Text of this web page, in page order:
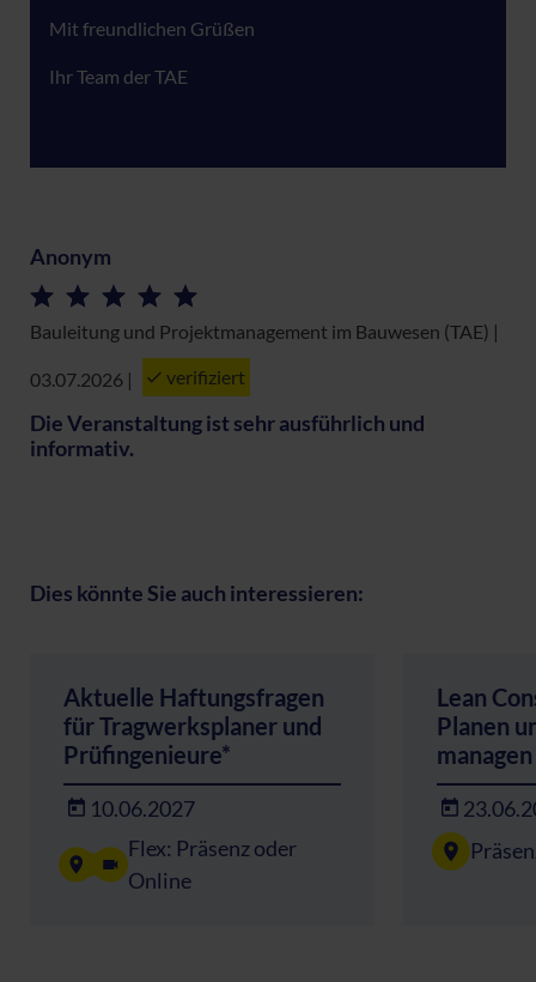
Mit freundlichen Grüßen
Ihr Team der TAE
Anonym
Bauleitung und Projektmanagement im Bauwesen (TAE) |
03.07.2026 | verifiziert
Die Veranstaltung ist sehr ausführlich und
informativ.
Dies könnte Sie auch interessieren:
Aktuelle Haftungsfragen
für Tragwerksplaner und
Prüfingenieure*
10.06.2027
Flex: Präsenz oder
Online
Lean
Planen
managen